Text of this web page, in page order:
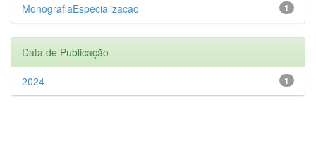
1
MonografiaEspecializacao
Data de Publicação
1
2024